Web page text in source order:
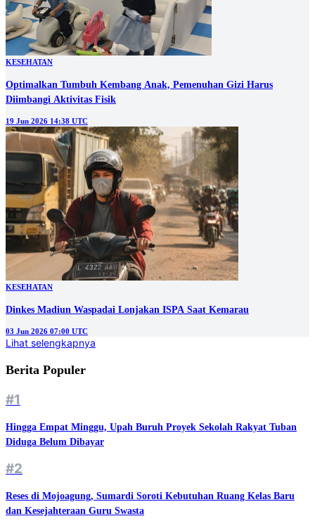
KESEHATAN
Optimalkan Tumbuh Kembang Anak, Pemenuhan Gizi Harus
Diimbangi Aktivitas Fisik
19 Jun 2026 14:38 UTC
KESEHATAN
Dinkes Madiun Waspadai Lonjakan ISPA Saat Kemarau
03 Jun 2026 07:00 UTC
Lihat selengkapnya
Berita Populer
#1
Hingga Empat Minggu, Upah Buruh Proyek Sekolah Rakyat Tuban
Diduga Belum Dibayar
#2
Reses di Mojoagung, Sumardi Soroti Kebutuhan Ruang Kelas Baru
dan Kesejahteraan Guru Swasta